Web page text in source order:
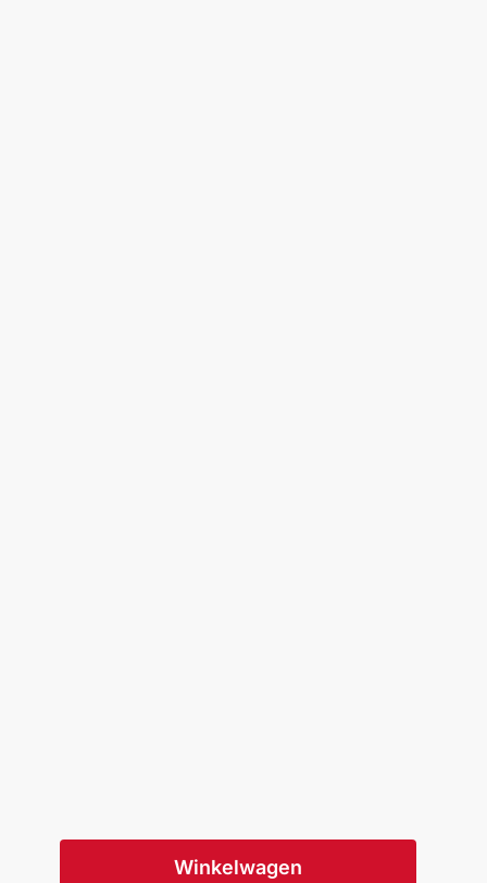
Winkelwagen